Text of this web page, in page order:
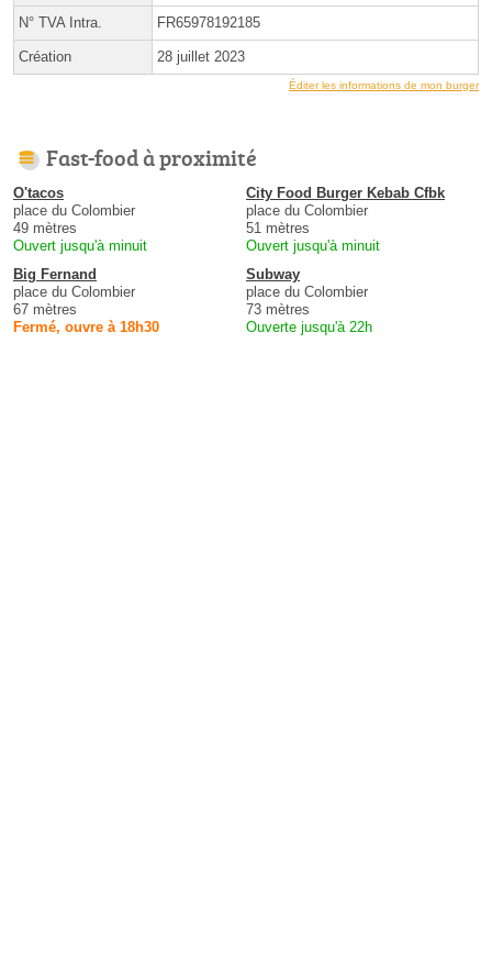
N° TVA Intra. FR65978192185
Création 28 juillet 2023
Éditer les informations de mon burger
Fast-food à proximité
O'tacos
place du Colombier
49 mètres
Ouvert jusqu'à minuit
City Food Burger Kebab Cfbk
place du Colombier
51 mètres
Ouvert jusqu'à minuit
Big Fernand
place du Colombier
67 mètres
Fermé, ouvre à 18h30
Subway
place du Colombier
73 mètres
Ouverte jusqu'à 22h